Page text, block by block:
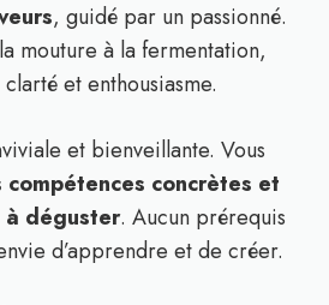
, guidé par un passionné.
mouture à la fermentation,
et enthousiasme.
et bienveillante. Vous
compétences concrètes et
à déguster. Aucun prérequis
d’apprendre et de créer.